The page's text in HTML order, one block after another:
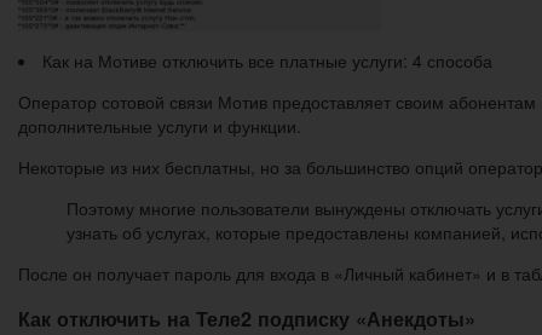
Как на Мотиве отключить все платные услуги: 4 способа
Оператор сотовой связи Мотив предоставляет своим
дополнительные услуги и функции.
Некоторые из них бесплатны, но за большинство опций
Поэтому многие пользователи вынуждены отключать
узнать об услугах, которые предоставлены компанией,
После он получает пароль для входа в «Личный кабинет» и в
Как отключить на Теле2 подписку «Анекдоты»